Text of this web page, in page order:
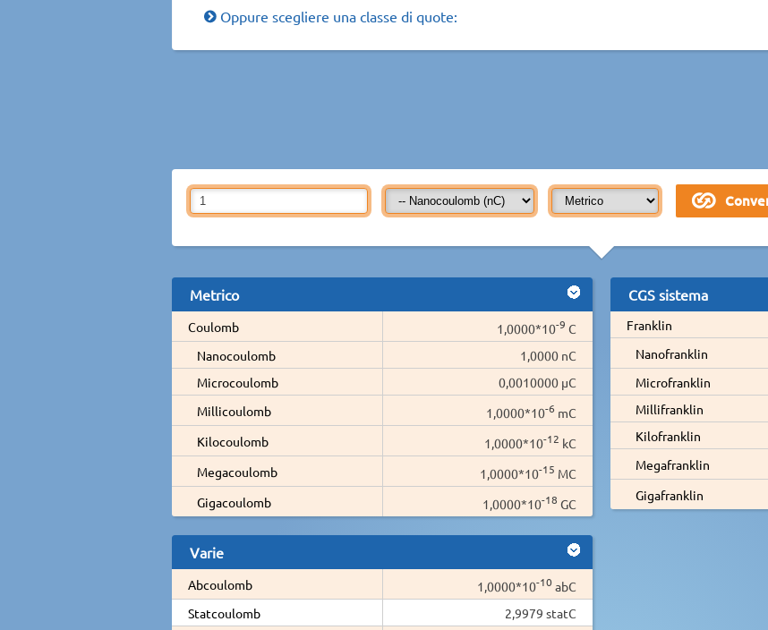
Oppure scegliere una classe di quote:
Metrico
Coulomb 1,0000*10-9 C
Nanocoulomb
1,0000 nC
Microcoulomb
0,0010000 µC
Millicoulomb
1,0000*10-6 mC
Kilocoulomb
1,0000*10-12 kC
Megacoulomb
1,0000*10-15 MC
Gigacoulomb
1,0000*10-18 GC
Varie
Abcoulomb 1,0000*10-10 abC
Statcoulomb
2,9979 statC
CGS sistema
Franklin
Nanofranklin
Microfranklin
Millifranklin
Kilofranklin
Megafranklin
Gigafranklin